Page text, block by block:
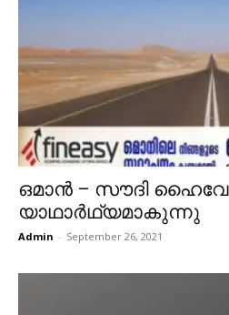
ഒമാൻ – സൗദി ഹൈവേ
യാഥാർഥ്യമാകുന്നു
Admin - September 26, 2021